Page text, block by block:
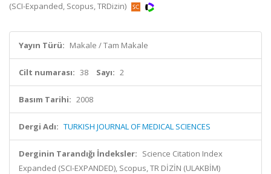
(SCI-Expanded, Scopus, TRDizin)
Yayın Türü: Makale / Tam Makale
Cilt numarası: 38 Sayı: 2
Basım Tarihi: 2008
Dergi Adı: TURKISH JOURNAL OF MEDICAL SCIENCES
Derginin Tarandığı İndeksler: Science Citation Index
Expanded (SCI-EXPANDED), Scopus, TR DİZİN (ULAKBİM)